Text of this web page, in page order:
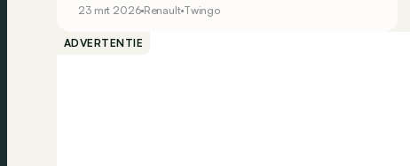
legendarische voorganger, maar dan volledig
elektrisch?
23 mrt 2026 Renault Twingo
ADVERTENTIE